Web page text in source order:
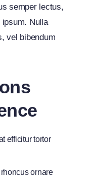
semper lectus,
Nulla
vel bibendum
efficitur tortor
ornare